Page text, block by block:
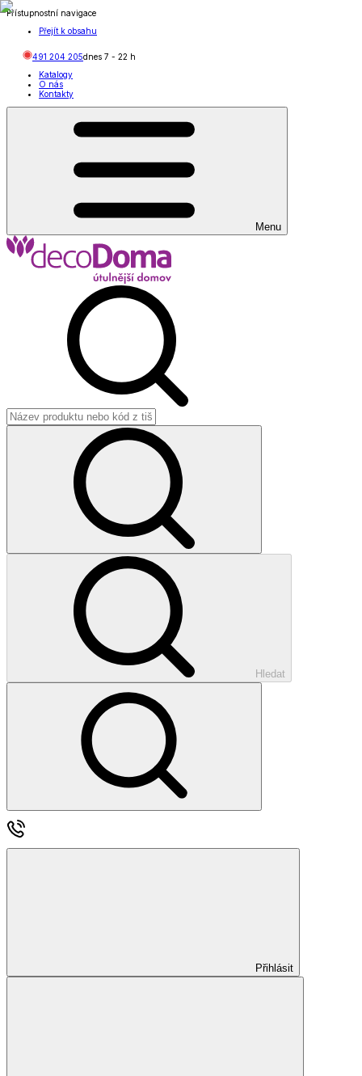
Přístupnostní navigace
Přejít k obsahu
491 204 205dnes 7 - 22 h
Katalogy
O nás
Kontakty
Menu
Hledat
Přihlásit